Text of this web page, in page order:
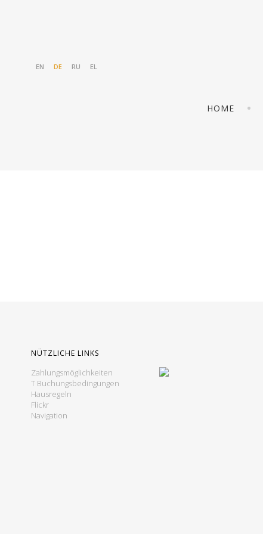
EN DE RU EL
HOME
NÜTZLICHE LINKS
Zahlungsmöglichkeiten
T Buchungsbedingungen
Hausregeln
Flickr
Navigation